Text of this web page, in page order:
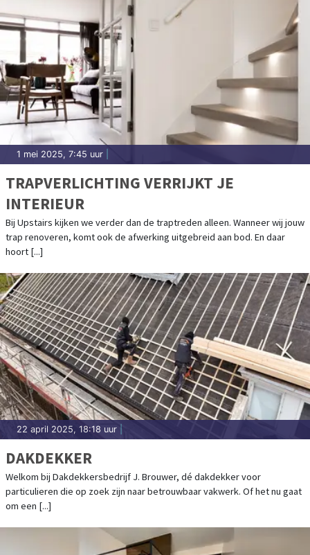
1 mei 2025, 7:45 uur
TRAPVERLICHTING VERRIJKT JE
INTERIEUR
Bij Upstairs kijken we verder dan de traptreden alleen. Wanneer wij jouw
trap renoveren, komt ook de afwerking uitgebreid aan bod. En daar
hoort [...]
22 april 2025, 18:18 uur
DAKDEKKER
Welkom bij Dakdekkersbedrijf J. Brouwer, dé dakdekker voor
particulieren die op zoek zijn naar betrouwbaar vakwerk. Of het nu gaat
om een [...]